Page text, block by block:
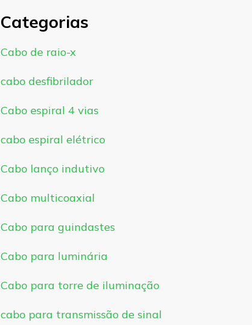
Categorias
Cabo de raio-x
cabo desfibrilador
Cabo espiral 4 vias
cabo espiral elétrico
Cabo lanço indutivo
Cabo multicoaxial
Cabo para guindastes
Cabo para luminária
Cabo para torre de iluminação
cabo para transmissão de sinal